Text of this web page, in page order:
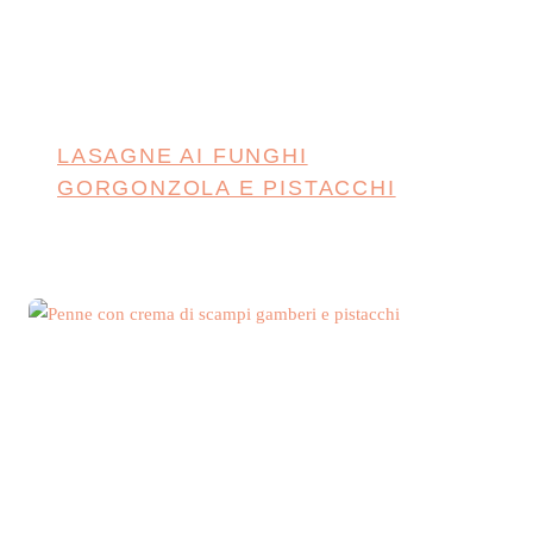
LASAGNE AI FUNGHI
GORGONZOLA E PISTACCHI